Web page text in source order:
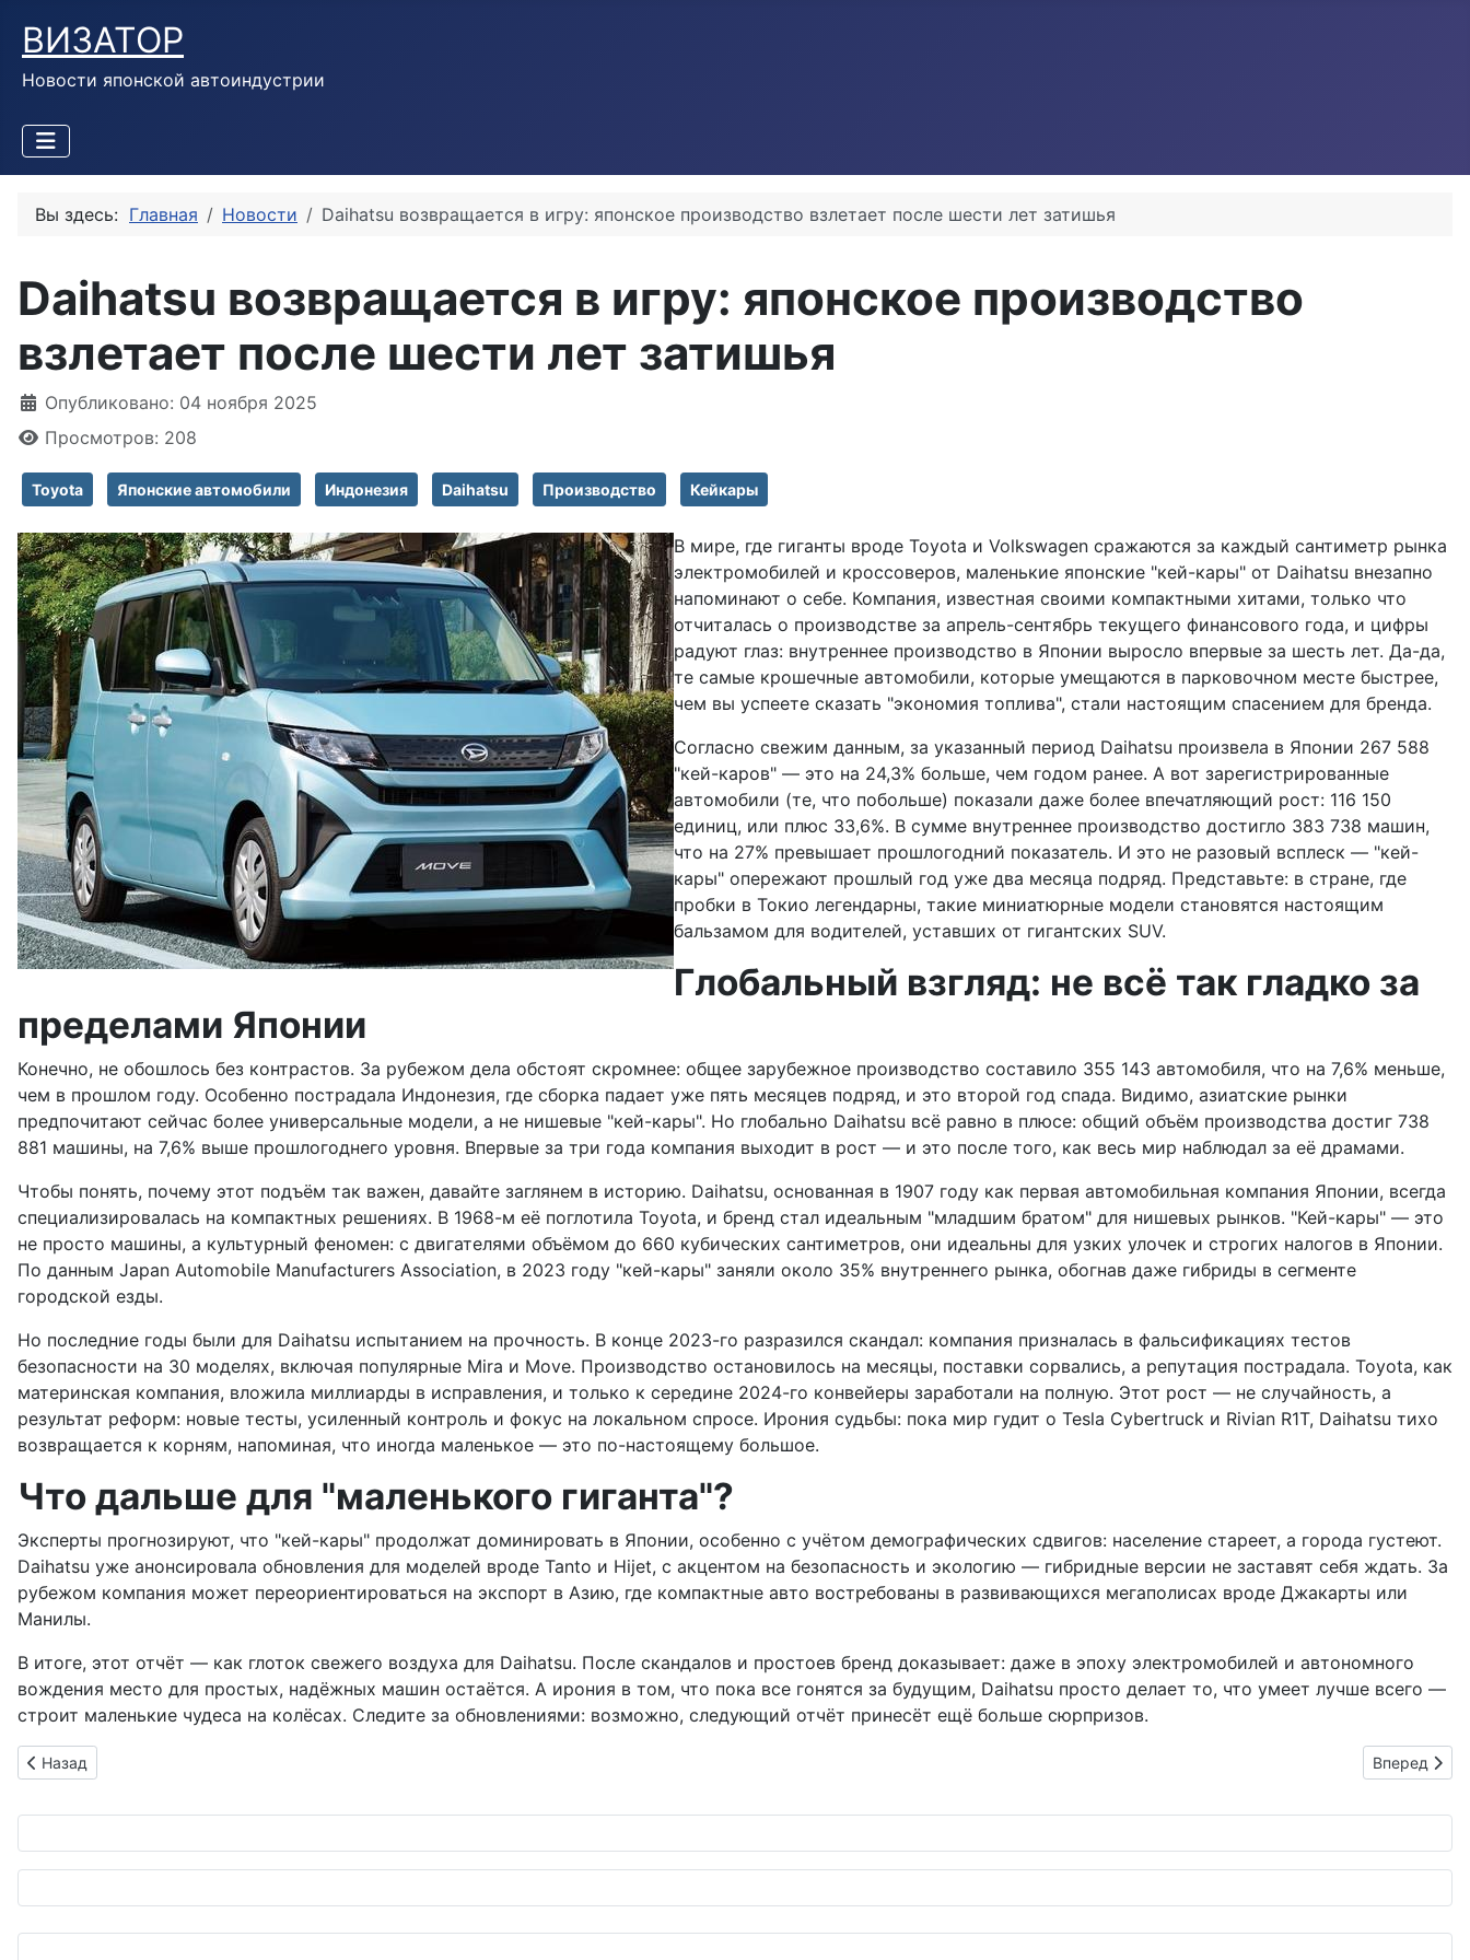
ВИЗАТОР
Новости японской автоиндустрии
Вы здесь: Главная Новости Daihatsu возвращается в игру: японское производство взлетает после шести лет затишья
Daihatsu возвращается в игру: японское производство
взлетает после шести лет затишья
Информация о материале
Опубликовано: 04 ноября 2025
Просмотров: 208
Toyota Японские автомобили Индонезия Daihatsu Производство Кейкары
В мире, где гиганты вроде Toyota и Volkswagen сражаются за каждый сантиметр рынка
электромобилей и кроссоверов, маленькие японские "кей-кары" от Daihatsu внезапно
напоминают о себе. Компания, известная своими компактными хитами, только что
отчиталась о производстве за апрель-сентябрь текущего финансового года, и цифры
радуют глаз: внутреннее производство в Японии выросло впервые за шесть лет. Да-да,
те самые крошечные автомобили, которые умещаются в парковочном месте быстрее,
чем вы успеете сказать "экономия топлива", стали настоящим спасением для бренда.
Согласно свежим данным, за указанный период Daihatsu произвела в Японии 267 588
"кей-каров" — это на 24,3% больше, чем годом ранее. А вот зарегистрированные
автомобили (те, что побольше) показали даже более впечатляющий рост: 116 150
единиц, или плюс 33,6%. В сумме внутреннее производство достигло 383 738 машин,
что на 27% превышает прошлогодний показатель. И это не разовый всплеск — "кей-
кары" опережают прошлый год уже два месяца подряд. Представьте: в стране, где
пробки в Токио легендарны, такие миниатюрные модели становятся настоящим
бальзамом для водителей, уставших от гигантских SUV.
Глобальный взгляд: не всё так гладко за
пределами Японии
Конечно, не обошлось без контрастов. За рубежом дела обстоят скромнее: общее зарубежное производство составило 355 143 автомобиля, что на 7,6% меньше,
чем в прошлом году. Особенно пострадала Индонезия, где сборка падает уже пять месяцев подряд, и это второй год спада. Видимо, азиатские рынки
предпочитают сейчас более универсальные модели, а не нишевые "кей-кары". Но глобально Daihatsu всё равно в плюсе: общий объём производства достиг 738
881 машины, на 7,6% выше прошлогоднего уровня. Впервые за три года компания выходит в рост — и это после того, как весь мир наблюдал за её драмами.
Чтобы понять, почему этот подъём так важен, давайте заглянем в историю. Daihatsu, основанная в 1907 году как первая автомобильная компания Японии, всегда
специализировалась на компактных решениях. В 1968-м её поглотила Toyota, и бренд стал идеальным "младшим братом" для нишевых рынков. "Кей-кары" — это
не просто машины, а культурный феномен: с двигателями объёмом до 660 кубических сантиметров, они идеальны для узких улочек и строгих налогов в Японии.
По данным Japan Automobile Manufacturers Association, в 2023 году "кей-кары" заняли около 35% внутреннего рынка, обогнав даже гибриды в сегменте
городской езды.
Но последние годы были для Daihatsu испытанием на прочность. В конце 2023-го разразился скандал: компания призналась в фальсификациях тестов
безопасности на 30 моделях, включая популярные Mira и Move. Производство остановилось на месяцы, поставки сорвались, а репутация пострадала. Toyota, как
материнская компания, вложила миллиарды в исправления, и только к середине 2024-го конвейеры заработали на полную. Этот рост — не случайность, а
результат реформ: новые тесты, усиленный контроль и фокус на локальном спросе. Ирония судьбы: пока мир гудит о Tesla Cybertruck и Rivian R1T, Daihatsu тихо
возвращается к корням, напоминая, что иногда маленькое — это по-настоящему большое.
Что дальше для "маленького гиганта"?
Эксперты прогнозируют, что "кей-кары" продолжат доминировать в Японии, особенно с учётом демографических сдвигов: население стареет, а города густеют.
Daihatsu уже анонсировала обновления для моделей вроде Tanto и Hijet, с акцентом на безопасность и экологию — гибридные версии не заставят себя ждать. За
рубежом компания может переориентироваться на экспорт в Азию, где компактные авто востребованы в развивающихся мегаполисах вроде Джакарты или
Манилы.
В итоге, этот отчёт — как глоток свежего воздуха для Daihatsu. После скандалов и простоев бренд доказывает: даже в эпоху электромобилей и автономного
вождения место для простых, надёжных машин остаётся. А ирония в том, что пока все гонятся за будущим, Daihatsu просто делает то, что умеет лучше всего —
строит маленькие чудеса на колёсах. Следите за обновлениями: возможно, следующий отчёт принесёт ещё больше сюрпризов.
Предыдущий: Тянущиеся шины устарели? Современные спортивные покрышки и идеальная ширина обода: разбор от профи
Назад Следующий:
Вперед